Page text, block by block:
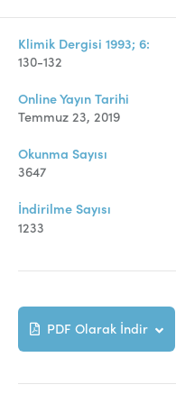
Yazarlara Bilgi
Online Makale Gönderimi
Dizinler
Telif Hakları
İletişim
Klimik Dergisi 1993; 6:
130-132
Online Yayın Tarihi
Temmuz 23, 2019
Okunma Sayısı
3647
İndirilme Sayısı
1233
PDF Olarak İndir